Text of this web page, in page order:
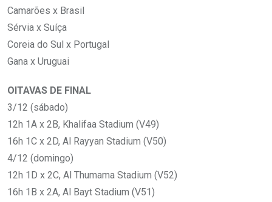
Camarões x Brasil
Sérvia x Suíça
Coreia do Sul x Portugal
Gana x Uruguai
OITAVAS DE FINAL
3/12 (sábado)
12h 1A x 2B, Khalifaa Stadium (V49)
16h 1C x 2D, Al Rayyan Stadium (V50)
4/12 (domingo)
12h 1D x 2C, Al Thumama Stadium (V52)
16h 1B x 2A, Al Bayt Stadium (V51)